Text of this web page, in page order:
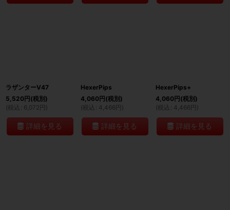
ラザンターV47
5,520 円 (税別)
(税込 : 6,072 円 )
詳細を見る
HexerPips
4,060円 (税別)
(税込 : 4,466 円 )
詳細を見る
HexerPips+
4,060円 (税別)
(税込 : 4,466 円 )
詳細を見る